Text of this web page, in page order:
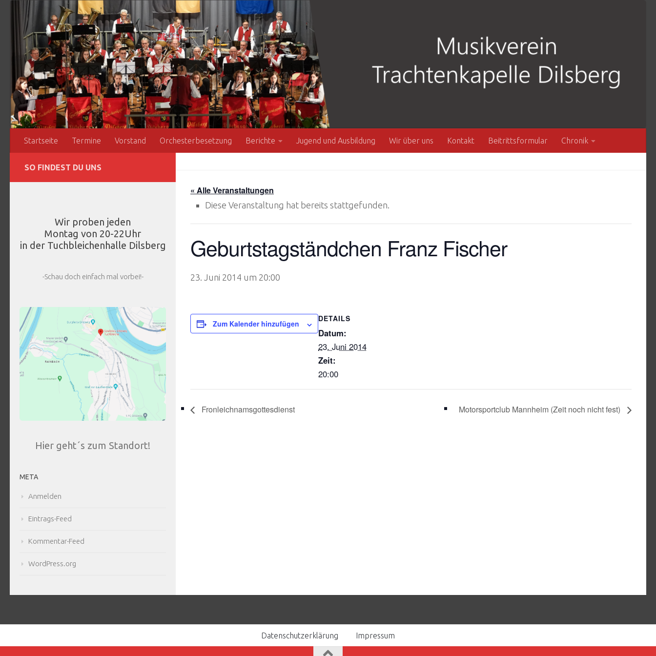
Zum Inhalt springen
Startseite Termine Vorstand Orchesterbesetzung Berichte Jugend und Ausbildung Wir über uns Kontakt Beitrittsformular Chronik
« Alle Veranstaltungen
Diese Veranstaltung hat bereits stattgefunden.
Geburtstagständchen Franz Fischer
23. Juni 2014 um 20:00
Zum Kalender hinzufügen
DETAILS
Datum:
23. Juni 2014
Zeit:
20:00
Fronleichnamsgottesdienst Motorsportclub Mannheim (Zeit noch nicht fest)
SO FINDEST DU UNS
Wir proben jeden
Montag von 20-22Uhr
in der Tuchbleichenhalle Dilsberg
-Schau doch einfach mal vorbei!-
Hier geht´s zum Standort!
META
Anmelden
Eintrags-Feed
Kommentar-Feed
WordPress.org
Datenschutzerklärung Impressum